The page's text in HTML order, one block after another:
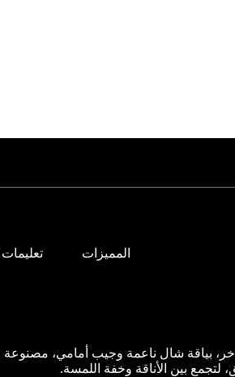
المميزات
بياقة شال ناعمة وجيب أمامي،
لتجمع بين الأناقة وخفة اللمسة.